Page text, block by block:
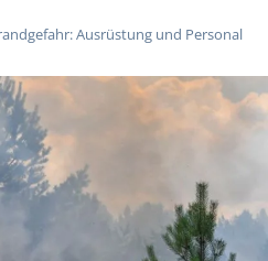
Ausrüstung und Personal